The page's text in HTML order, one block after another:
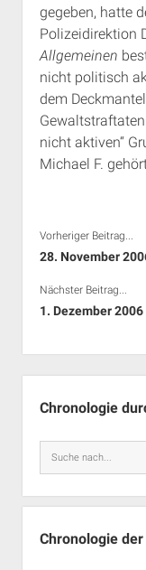
gegeben, hatte
Polizeidirektion
Allgemeinen
nicht politisch
dem
nicht aktiven“
Michael F.
Vorheriger Beitrag...
28. November
Nächster Beitrag...
1. Dezember 2006
Chronologie
Chronologie